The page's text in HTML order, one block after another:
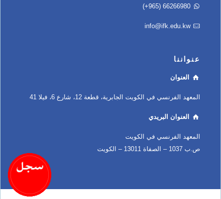
(+965) 66266980
info@ifk.edu.kw
عنواننا
العنوان
المعهد الفرنسي في الكويت الجابرية، قطعة 12، شارع 6، فيلا 41
العنوان البريدي
المعهد الفرنسي في الكويت
ص.ب 1037 – الصفاة 13011 – الكويت